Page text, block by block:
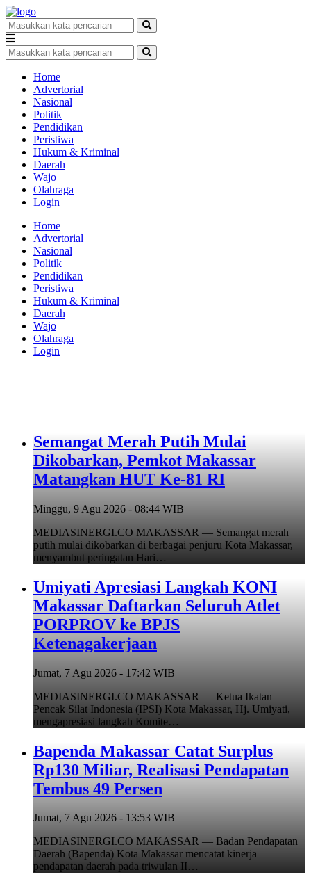
Home
Advertorial
Nasional
Politik
Pendidikan
Peristiwa
Hukum & Kriminal
Daerah
Wajo
Olahraga
Login
Home
Advertorial
Nasional
Politik
Pendidikan
Peristiwa
Hukum & Kriminal
Daerah
Wajo
Olahraga
Login
Semangat Merah Putih Mulai
Dikobarkan, Pemkot Makassar
Matangkan HUT Ke-81 RI
Minggu, 9 Agu 2026 - 08:44 WIB
MEDIASINERGI.CO MAKASSAR — Semangat merah
putih mulai dikobarkan di berbagai penjuru Kota Makassar,
menyambut peringatan Hari…
Umiyati Apresiasi Langkah KONI
Makassar Daftarkan Seluruh Atlet
PORPROV ke BPJS
Ketenagakerjaan
Jumat, 7 Agu 2026 - 17:42 WIB
MEDIASINERGI.CO MAKASSAR — Ketua Ikatan
Pencak Silat Indonesia (IPSI) Kota Makassar, Hj. Umiyati,
mengapresiasi langkah Komite…
Bapenda Makassar Catat Surplus
Rp130 Miliar, Realisasi Pendapatan
Tembus 49 Persen
Jumat, 7 Agu 2026 - 13:53 WIB
MEDIASINERGI.CO MAKASSAR — Badan Pendapatan
Daerah (Bapenda) Kota Makassar mencatat kinerja
pendapatan daerah pada triwulan II…